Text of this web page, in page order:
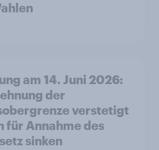
am 14. Juni 2026:
der
verstetigt
für Annahme des
sinken